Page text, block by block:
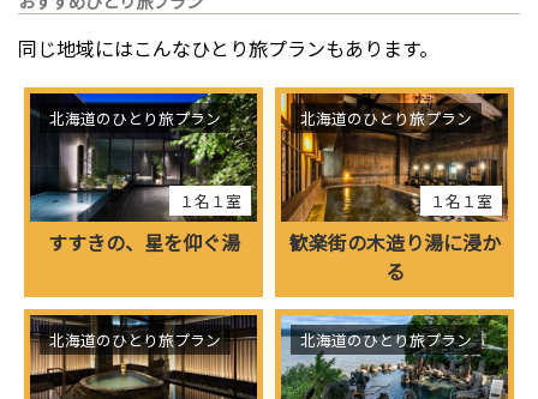
同じ地域にはこんなひとり旅プランもあります。
１名１室
北海道のひとり旅プラン
すすきの、星を仰ぐ湯
１名１室
北海道のひとり旅プラン
歓楽街の木造り湯に浸か
る
北海道のひとり旅プラン 北海道のひとり旅プラン